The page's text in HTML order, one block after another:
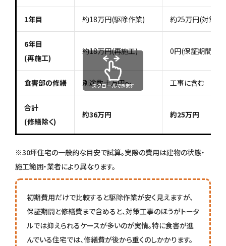
1年目 約18万円(駆除作業) 約25万円(対策工
6年目
(再施工)
約18万円(再施工) 0円(保証期間内)
食害部の修繕 別途数十万円〜 工事に含む
合計
(修繕除く)
約36万円 約25万円
スクロールできます
※30坪住宅の一般的な目安で試算。実際の費用は建物の状態・
施工範囲・業者により異なります。
初期費用だけで比較すると駆除作業が安く見えますが、
保証期間と修繕費まで含めると、対策工事のほうがトータ
ルでは抑えられるケースが多いのが実情。特に食害が進
んでいる住宅では、修繕費が後から重くのしかかります。